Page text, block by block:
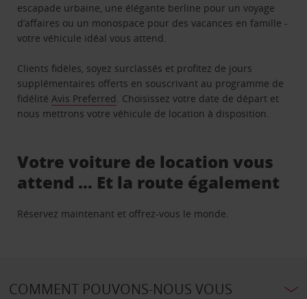
escapade urbaine, une élégante berline pour un voyage
d’affaires ou un monospace pour des vacances en famille -
votre véhicule idéal vous attend.
Clients fidèles, soyez surclassés et profitez de jours
supplémentaires offerts en souscrivant au programme de
fidélité Avis Preferred . Choisissez votre date de départ et
nous mettrons votre véhicule de location à disposition.
Votre voiture de location vous
attend … Et la route également
Réservez maintenant et offrez-vous le monde.
COMMENT POUVONS-NOUS VOUS